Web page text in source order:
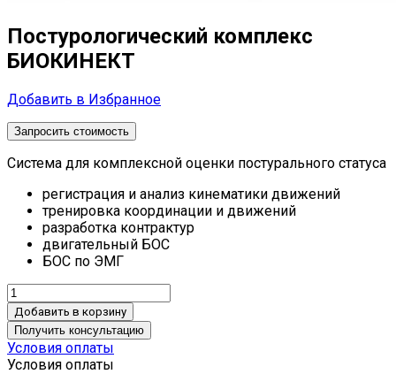
Постурологический комплекс
БИОКИНЕКТ
Добавить в Избранное
Запросить стоимость
Система для комплексной оценки постурального статуса
регистрация и анализ кинематики движений
тренировка координации и движений
разработка контрактур
двигательный БОС
БОС по ЭМГ
Добавить в корзину
Получить консультацию
Условия оплаты
Условия оплаты